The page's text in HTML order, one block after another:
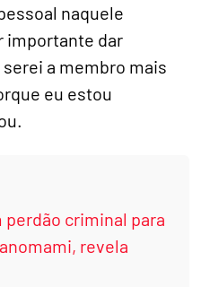
naquele
importante dar
a membro mais
eu estou
criminal para
revela